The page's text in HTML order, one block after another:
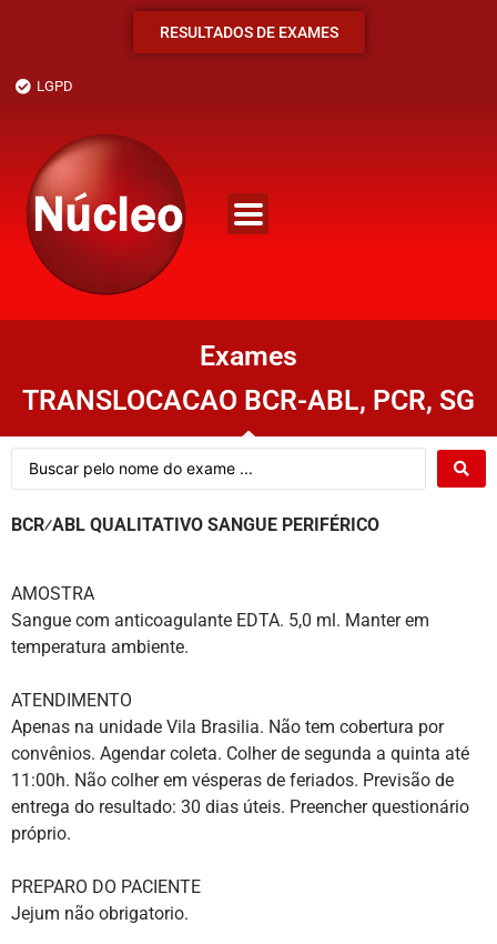
RESULTADOS DE EXAMES
LGPD
Exames
TRANSLOCACAO BCR-ABL, PCR, SG
BCR⁄ABL QUALITATIVO SANGUE PERIFÉRICO
AMOSTRA
Sangue com anticoagulante EDTA. 5,0 ml. Manter em
temperatura ambiente.
ATENDIMENTO
Apenas na unidade Vila Brasilia. Não tem cobertura por
convênios. Agendar coleta. Colher de segunda a quinta até
11:00h. Não colher em vésperas de feriados. Previsão de
entrega do resultado: 30 dias úteis. Preencher questionário
próprio.
PREPARO DO PACIENTE
Jejum não obrigatorio.